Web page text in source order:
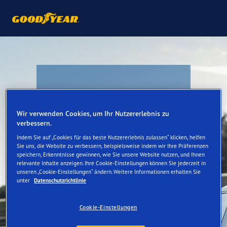
Goodyear
Cashback
DE: Erhalten Sie bis zu CHF 50.–
Sommer- oder Ganzjahresreifen.
FR: Recevez jusqu'à CHF 50 de
Wir verwenden Cookies, um Ihr Nutzererlebnis zu
verbessern.
Indem Sie auf „Cookies für das beste Nutzererlebnis zulassen“ klicken, helfen
Sie uns, die Website zu verbessern, beispielsweise indem wir Ihre Präferenzen
speichern, Erkenntnisse gewinnen, wie Sie unsere Website nutzen, und Ihnen
relevante Inhalte anzeigen. Ihre Cookie-Einstellungen können Sie jederzeit in
unseren „Cookie-Einstellungen“ ändern. Weitere Informationen erhalten Sie
unter Datenschutzrichtlinie
Cookie-Einstellungen